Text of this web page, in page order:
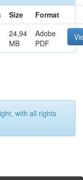
Size
Format
24,94
MB
Adobe
PDF
with all rights